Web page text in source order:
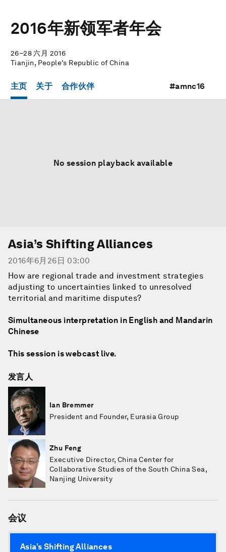
2016年新领军者年会
26–28 六月 2016
Tianjin, People's Republic of China
主页 关于 合作伙伴 #amnc16
No session playback available
Asia’s Shifting Alliances
2016年6月26日 03:00
How are regional trade and investment strategies
adjusting to uncertainties linked to unresolved
territorial and maritime disputes?
Simultaneous interpretation in English and Mandarin
Chinese
This session is webcast live.
发言人
Ian Bremmer
President and Founder, Eurasia Group
Zhu Feng
Executive Director, China Center for
Collaborative Studies of the South China Sea,
Nanjing University
会议
Asia’s Shifting Alliances